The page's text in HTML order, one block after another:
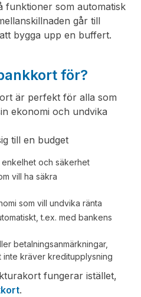
funktioner som automatisk
går till
bygga upp en buffert.
för?
är perfekt för alla som
ekonomi och undvika
till en budget
och säkerhet
vill ha säkra
som vill undvika ränta
t.ex. med bankens
betalningsanmärkningar,
kräver kreditupplysning
fungerar istället,
.